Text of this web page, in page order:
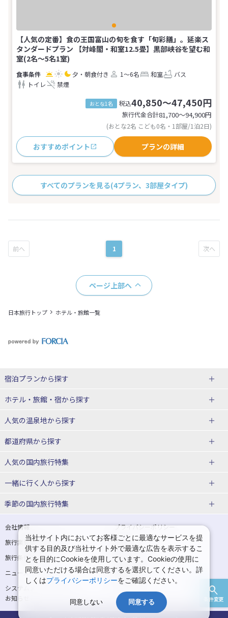
条件変更
【人気の定番】食の王国富山の旬を食す「旬彩膳」。延楽ス
タンダードプラン 【対峰閣・和室12.5畳】黒部峡谷を望む和
室(2名～5名1室)
夕・朝食付き 1～6名 和室
バス
トイレ
禁煙
おとな1名 税込40,850～47,450円
旅行代金合計81,700〜94,900円
(おとな2名 こども0名・1部屋/1泊2日)
おすすめポイント プランの詳細
すべてのプランを見る(4プラン、3部屋タイプ)
1
ページ上部へ
日本旅行トップ ホテル・旅館一覧
宿泊プランから探す
北海道
東北
青森県
宮城県
山形県
関東
埼玉県 千葉県
茨城県 栃木県
北陸
ホテル・旅館・宿から探す
北海道ホテル・旅館
青森県ホテル・旅館
宮城県ホテル・旅館
山形県ホテル・旅館
東京都ホテル・旅館 神奈川県ホテル・旅館
埼玉県ホテル・旅館 千葉県ホテル・旅館
茨城県ホテル・旅館 栃木県ホテル・旅館
群馬県ホテル・旅館
人気の温泉地から探す
北海道
湯の川温泉(北海道)
十勝川温泉(北海道)
洞爺湖温泉(北海道)
層雲峡温泉(北海道)
東北
花巻温泉(岩手) 蔵王温泉(山形)
かみのやま温泉(山形) 鳴子温泉(宮城)
秋保温泉(宮城) 飯坂温泉(福島)
都道府県から探す
北海道旅行・ツアー
東北
青森旅行・ツアー 岩手旅行・ツアー
宮城旅行・ツアー 秋田旅行・ツアー
山形旅行・ツアー 福島旅行・ツアー
東京旅行・ツアー 神奈川旅行・ツアー
人気の国内旅行特集
東京ディズニーリゾート®への旅
ユニバーサル・スタジオ・ジャパ
一緒に行く人から探す
一人旅 国内版
カップル・夫婦旅行 国内版 女子旅 国内版
卒業旅行・学生旅行 国内版
季節の国内旅行特集
桜・お花見特集
ゴールデンウィーク（GW）の国内
旅行
夏休み・お盆の国内旅行 7月の国内旅行
8月の国内旅行 9月の国内旅行
10月の国内旅行 11月の国内旅行
会社情報
プライバシーポリシー
旅行業登録票・約款
規約集
旅行条件書
商標について
ニュースリリース
採用情報
システムメンテナンスの
お知らせ
当社サイト内においてお客様ごとに最適なサービスを提
供する目的及び当社サイト外で最適な広告を表示するこ
とを目的にCookieを使用しています。Cookieの使用に
同意いただける場合は同意するを選択してください。詳
しくはプライバシーポリシーをご確認ください。
同意しない 同意する